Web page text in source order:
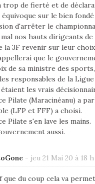
trop de fierté et de
équivoque sur le bien
d'arrêter le
nos hauts dirigeants de
la 3F revenir sur leur
que le
de sa ministre des
responsables de la
les vrais
Pilate (Maracinéanu) a
(LFP et FFF) a choisi.
Pilate s'en lave les mains.
aussi.
- jeu 21 Mai 20 à 18
que du coup cela va